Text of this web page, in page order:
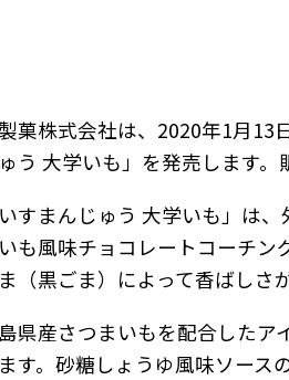
菓株式会社は、2020年1月13
う 大学いも」を発売します
いすまんじゅう 大学いも」は
も風味チョコレートコーチン
（黒ごま）によって香ばしさ
県産さつまいもを配合したア
す。砂糖しょうゆ風味ソース